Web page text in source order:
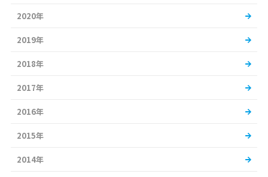
2020年
2019年
2018年
2017年
2016年
2015年
2014年